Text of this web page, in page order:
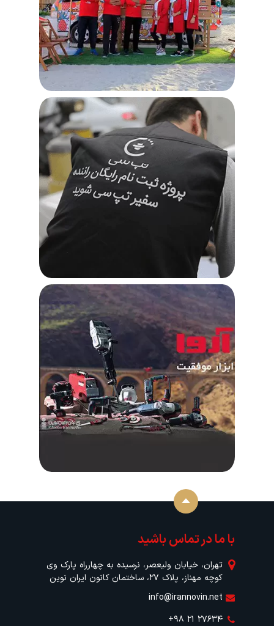
با ما در تماس باشید
تهران، خیابان ولیعصر، نرسیده به چهارراه پارک وی
کوچه مهناز، پلاک ۲۷، ساختمان کانون ایران نوین
info@irannovin.net
+۹۸ ۲۱ ۲۷۶۳۴